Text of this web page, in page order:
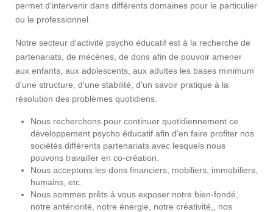
permet d'intervenir dans différents domaines pour le particulier
ou le professionnel.
Notre secteur d'activité psycho éducatif est à la recherche de
partenariats, de mécènes, de dons afin de pouvoir amener
aux enfants, aux adolescents, aux adultes les bases minimum
d'une structure, d'une stabilité, d'un savoir pratique à la
résolution des problèmes quotidiens.
Nous recherchons pour continuer quotidiennement ce
développement psycho éducatif afin d'en faire profiter nos
sociétés différents partenariats avec lesquels nous
pouvons travailler en co-création.
Nous acceptons les dons financiers, mobiliers, immobiliers,
humains, etc.
Nous sommes prêts à vous exposer notre bien-fondé,
notre antériorité, notre énergie, notre créativité,, nos